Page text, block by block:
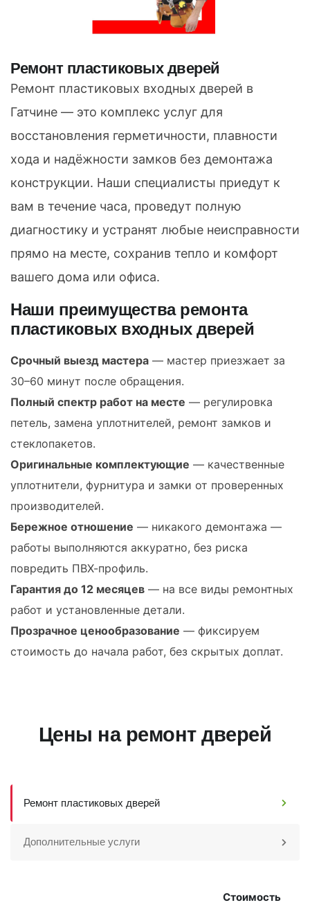
Ремонт пластиковых дверей
Ремонт пластиковых входных дверей в
Гатчине — это комплекс услуг для
восстановления герметичности, плавности
хода и надёжности замков без демонтажа
конструкции. Наши специалисты приедут к
вам в течение часа, проведут полную
диагностику и устранят любые неисправности
прямо на месте, сохранив тепло и комфорт
вашего дома или офиса.
Наши преимущества ремонта
пластиковых входных дверей
Срочный выезд мастера — мастер приезжает за
30–60 минут после обращения.
Полный спектр работ на месте — регулировка
петель, замена уплотнителей, ремонт замков и
стеклопакетов.
Оригинальные комплектующие — качественные
уплотнители, фурнитура и замки от проверенных
производителей.
Бережное отношение — никакого демонтажа —
работы выполняются аккуратно, без риска
повредить ПВХ-профиль.
Гарантия до 12 месяцев — на все виды ремонтных
работ и установленные детали.
Прозрачное ценообразование — фиксируем
стоимость до начала работ, без скрытых доплат.
Цены на ремонт дверей
Ремонт пластиковых дверей
Дополнительные услуги
Стоимость